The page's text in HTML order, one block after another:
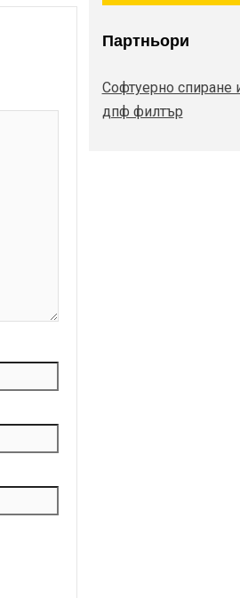
Партньори
Софтуерно спиране
дпф филтър